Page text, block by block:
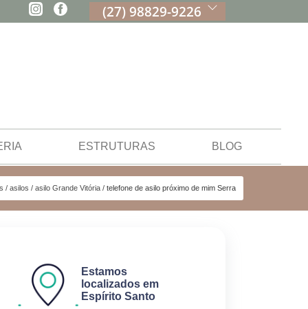
(27) 98829-9226
ESTRUTURAS BLOG
asilos asilo Grande Vitória telefone de asilo próximo de mim Serra
Estamos
localizados em
Espírito Santo